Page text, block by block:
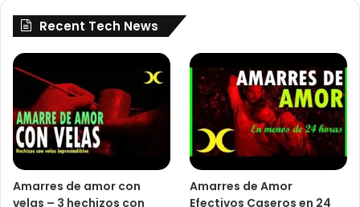
Recent Tech News
Amarres de amor con
velas – 3 hechizos con
Amarres de Amor
Efectivos Caseros en 24